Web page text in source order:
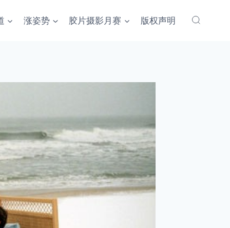
涨姿势 胶片摄影月赛 版权声明